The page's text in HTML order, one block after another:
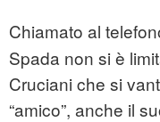
Chiamato al
Spada non si è
Cruciani che si
“amico”, anche il